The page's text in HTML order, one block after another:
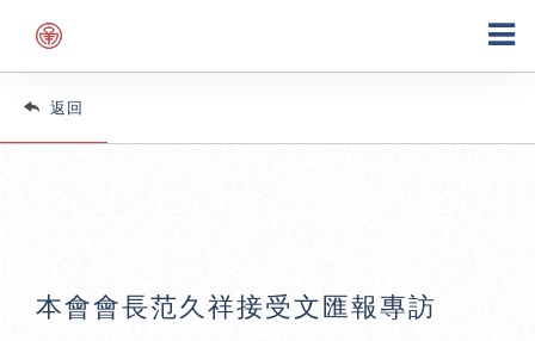
返回
本會會長范久祥接受文匯報專訪